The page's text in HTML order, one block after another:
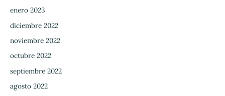
enero 2023
diciembre 2022
noviembre 2022
octubre 2022
septiembre 2022
agosto 2022